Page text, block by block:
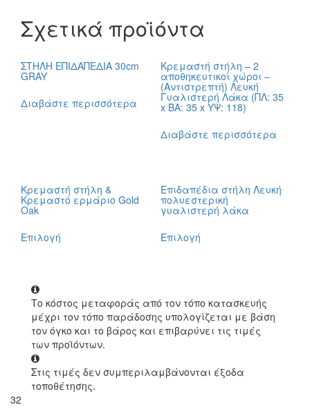
Σχετικά προϊόντα
ΣΤΗΛΗ ΕΠΙΔΑΠΕΔΙΑ 30cm
GRAY
Διαβάστε περισσότερα
Κρεμαστή στήλη – 2
αποθηκευτικοί χώροι –
(Αντιστρεπτή) Λευκή
Γυαλιστερή Λάκα (ΠΛ: 35
x ΒΑ: 35 x ΥΨ: 118)
Διαβάστε περισσότερα
Κρεμαστή στήλη &
Κρεμαστό ερμάριο Gold
Oak
Επιλογή
Επιδαπέδια στήλη Λευκή
πολυεστερική
γυαλιστερή λάκα
Επιλογή
Το κόστος μεταφοράς από τον τόπο κατασκευής
μέχρι τον τόπο παράδοσης υπολογίζεται με βάση
τον όγκο και το βάρος και επιβαρύνει τις τιμές
των προϊόντων.
Στις τιμές δεν συμπεριλαμβάνονται έξοδα
τοποθέτησης.
32